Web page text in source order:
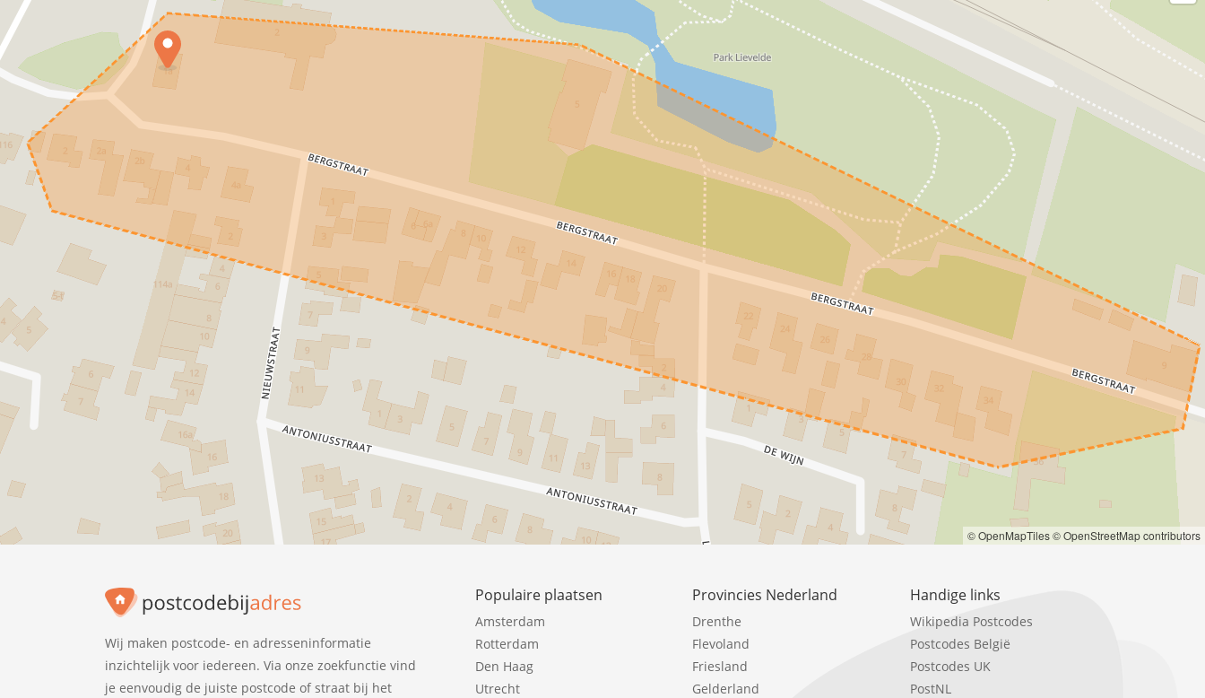
© OpenMapTiles© OpenStreetMap contributors
Wij maken postcode- en adresseninformatie
inzichtelijk voor iedereen. Via onze zoekfunctie vind
je eenvoudig de juiste postcode of straat bij het
Populaire plaatsen
Amsterdam
Rotterdam
Den Haag
Utrecht
Provincies Nederland
Drenthe
Flevoland
Friesland
Gelderland
Handige links
Wikipedia Postcodes
Postcodes België
Postcodes UK
PostNL